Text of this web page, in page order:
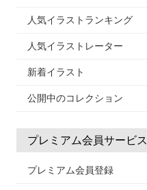
人気イラストランキング
人気イラストレーター
新着イラスト
公開中のコレクション
プレミアム会員サービス
プレミアム会員登録